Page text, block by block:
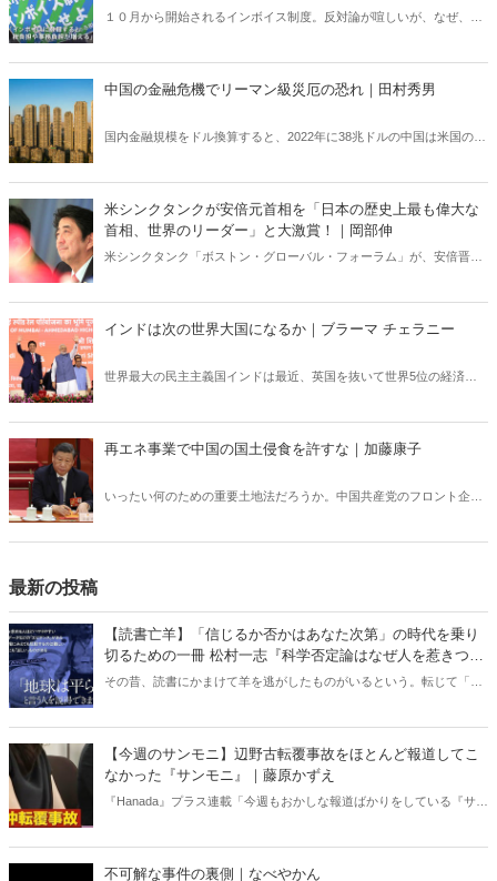
１０月から開始されるインボイス制度。反対論が喧しいが、なぜ、子
中国の金融危機でリーマン級災厄の恐れ｜田村秀男
国内金融規模をドル換算すると、2022年に38兆ドルの中国は米国の21
米シンクタンクが安倍元首相を「日本の歴史上最も偉大な
首相、世界のリーダー」と大激賞！｜岡部伸
米シンクタンク「ボストン・グローバル・フォーラム」が、安倍晋三
ーシップを発揮した安倍氏を失ったことは大変残念だ」と悼んだ。
インドは次の世界大国になるか｜ブラーマ チェラニー
世界最大の民主主義国インドは最近、英国を抜いて世界5位の経済大
再エネ事業で中国の国土侵食を許すな｜加藤康子
いったい何のための重要土地法だろうか。中国共産党のフロント企業
最新の投稿
【読書亡羊】「信じるか否かはあなた次第」の時代を乗り
切るための一冊 松村一志『科学否定論はなぜ人を惹きつけ
るのか』（ちくま新書）｜梶原麻衣子
その昔、読書にかまけて羊を逃がしたものがいるという。転じて「読
ある。元月刊『Hanada』編集部員のライター・梶原がお送りする時事
書評！
【今週のサンモニ】辺野古転覆事故をほとんど報道してこ
なかった『サンモニ』｜藤原かずえ
『Hanada』プラス連載「今週もおかしな報道ばかりをしている『サン
不可解な事件の裏側｜なべやかん